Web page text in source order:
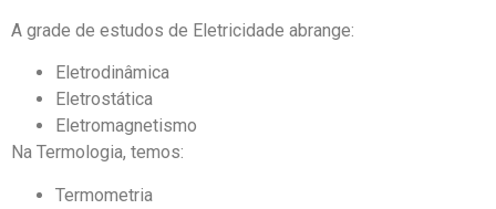
A grade de estudos de Eletricidade abrange:
Eletrodinâmica
Eletrostática
Eletromagnetismo
Na Termologia, temos:
Termometria